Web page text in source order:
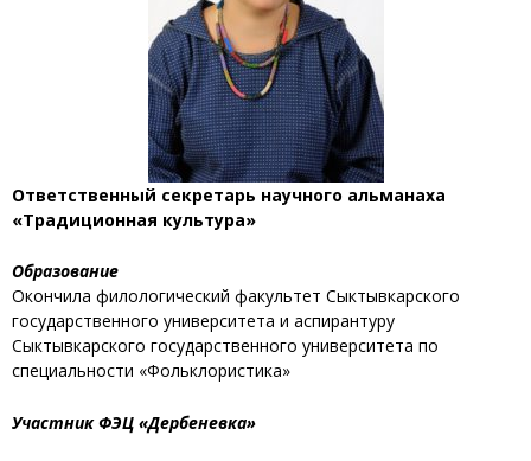
Ответственный секретарь научного альманаха
«Традиционная культура»
Образование
Окончила филологический факультет Сыктывкарского
государственного университета и аспирантуру
Сыктывкарского государственного университета по
специальности «Фольклористика»
Участник ФЭЦ «Дербеневка»